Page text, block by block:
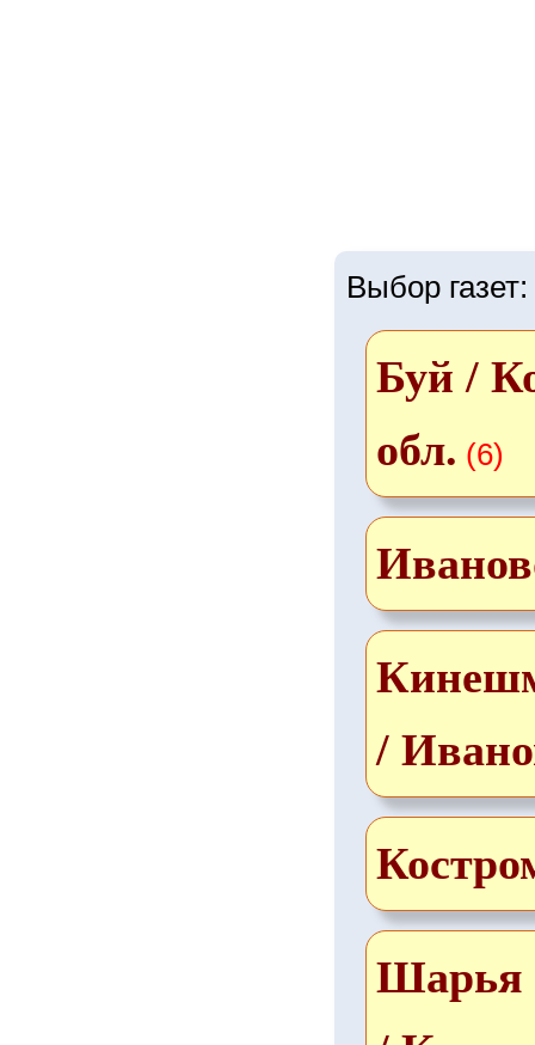
Выбор газет:
Буй /
обл. (6)
/
Шарья